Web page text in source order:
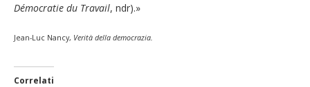
Démocratie du Travail, ndr).»
Jean-Luc Nancy, Verità della democrazia.
Correlati